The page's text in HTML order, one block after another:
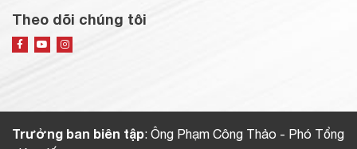
Theo dõi chúng tôi
Trưởng ban biên tập: Ông Phạm Công Thảo - Phó Tổng